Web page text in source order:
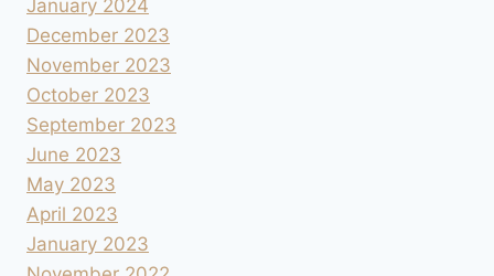
January 2024
December 2023
November 2023
October 2023
September 2023
June 2023
May 2023
April 2023
January 2023